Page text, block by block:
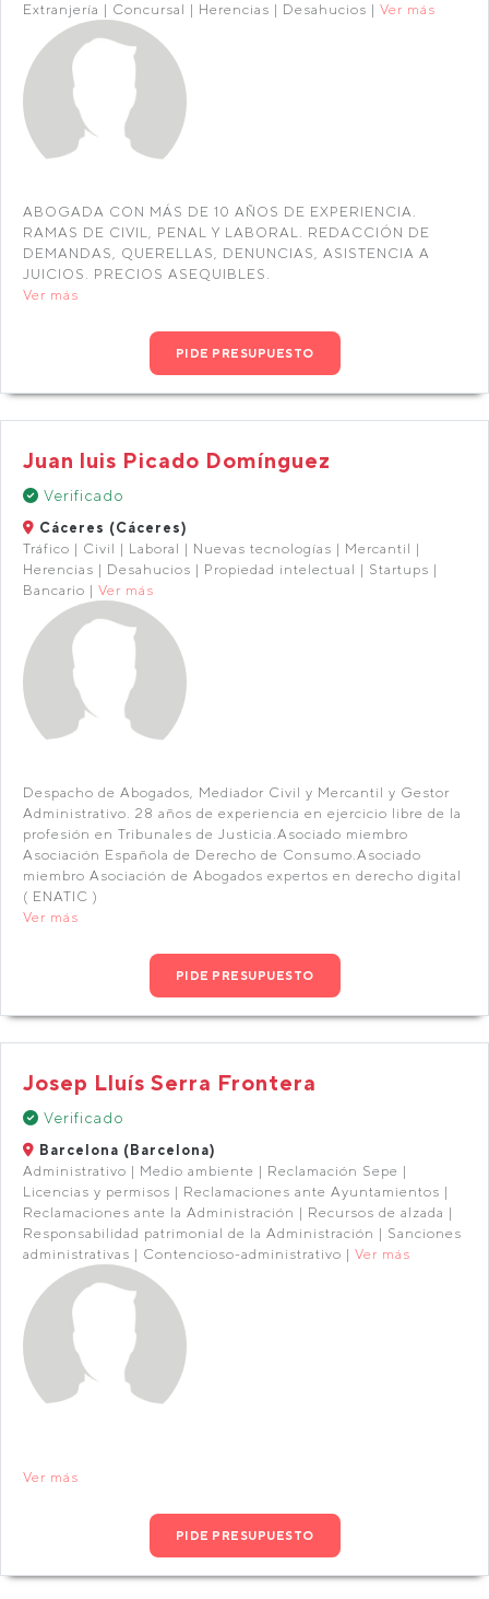
Extranjería | Concursal | Herencias | Desahucios | Ver más
ABOGADA CON MÁS DE 10 AÑOS DE EXPERIENCIA.
RAMAS DE CIVIL, PENAL Y LABORAL. REDACCIÓN DE
DEMANDAS, QUERELLAS, DENUNCIAS, ASISTENCIA A
JUICIOS. PRECIOS ASEQUIBLES.
Ver más
PIDE PRESUPUESTO
Juan luis Picado Domínguez
Verificado
Cáceres (Cáceres)
Tráfico | Civil | Laboral | Nuevas tecnologías | Mercantil |
Herencias | Desahucios | Propiedad intelectual | Startups |
Bancario | Ver más
Despacho de Abogados, Mediador Civil y Mercantil y Gestor
Administrativo. 28 años de experiencia en ejercicio libre de la
profesión en Tribunales de Justicia.Asociado miembro
Asociación Española de Derecho de Consumo.Asociado
miembro Asociación de Abogados expertos en derecho digital
( ENATIC )
Ver más
PIDE PRESUPUESTO
Josep Lluís Serra Frontera
Verificado
Barcelona (Barcelona)
Administrativo | Medio ambiente | Reclamación Sepe |
Licencias y permisos | Reclamaciones ante Ayuntamientos |
Reclamaciones ante la Administración | Recursos de alzada |
Responsabilidad patrimonial de la Administración | Sanciones
administrativas | Contencioso-administrativo | Ver más
Ver más
PIDE PRESUPUESTO